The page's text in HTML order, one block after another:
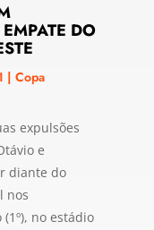
DO
| Copa
expulsões
e
diante do
nos
no estádio